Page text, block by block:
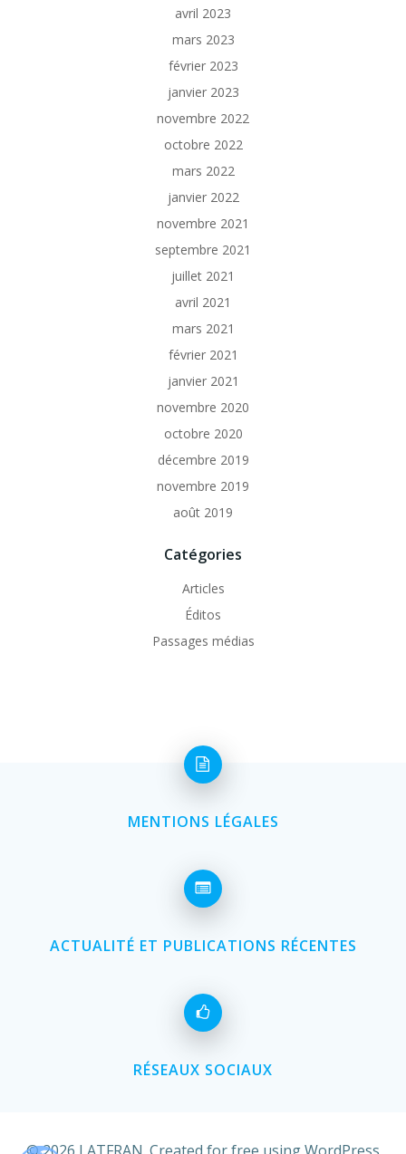
avril 2023
mars 2023
février 2023
janvier 2023
novembre 2022
octobre 2022
mars 2022
janvier 2022
novembre 2021
septembre 2021
juillet 2021
avril 2021
mars 2021
février 2021
janvier 2021
novembre 2020
octobre 2020
décembre 2019
novembre 2019
août 2019
Catégories
Articles
Éditos
Passages médias
MENTIONS LÉGALES
ACTUALITÉ ET PUBLICATIONS RÉCENTES
RÉSEAUX SOCIAUX